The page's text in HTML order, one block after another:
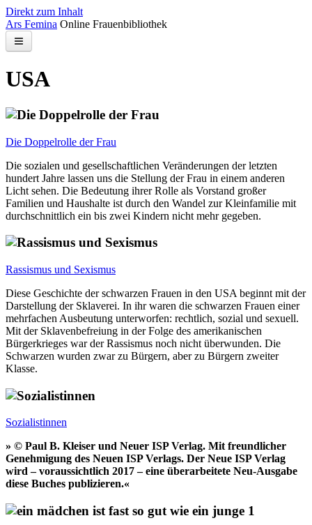
Direkt zum Inhalt
Ars Femina Online Frauenbibliothek
Kontakt
Suchen
USA
Die Doppelrolle der Frau
Die sozialen und gesellschaftlichen Veränderungen der letzten
hundert Jahre lassen uns die Stellung der Frau in einem anderen
Licht sehen. Die Bedeutung ihrer Rolle als Vorstand großer
Familien und Haushalte ist durch den Wandel zur Kleinfamilie mit
durchschnittlich ein bis zwei Kindern nicht mehr gegeben.
Rassismus und Sexismus
Diese Geschichte der schwarzen Frauen in den USA beginnt mit der
Darstellung der Sklaverei. In ihr waren die schwarzen Frauen einer
mehrfachen Ausbeutung unterworfen: rechtlich, sozial und sexuell.
Mit der Sklavenbefreiung in der Folge des amerikanischen
Bürgerkrieges war der Rassismus noch nicht überwunden. Die
Schwarzen wurden zwar zu Bürgern, aber zu Bürgern zweiter
Klasse.
Sozialistinnen
» © Paul B. Kleiser und Neuer ISP Verlag. Mit freundlicher
Genehmigung des Neuen ISP Verlags. Der Neue ISP Verlag
wird – voraussichtlich 2017 – eine überarbeitete Neu-Ausgabe
diese Buches publizieren.«